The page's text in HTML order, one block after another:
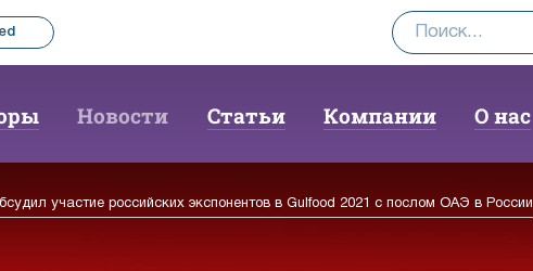
Новости Статьи Компании О нас
участие российских экспонентов в Gulfood 2021 с послом ОАЭ в России